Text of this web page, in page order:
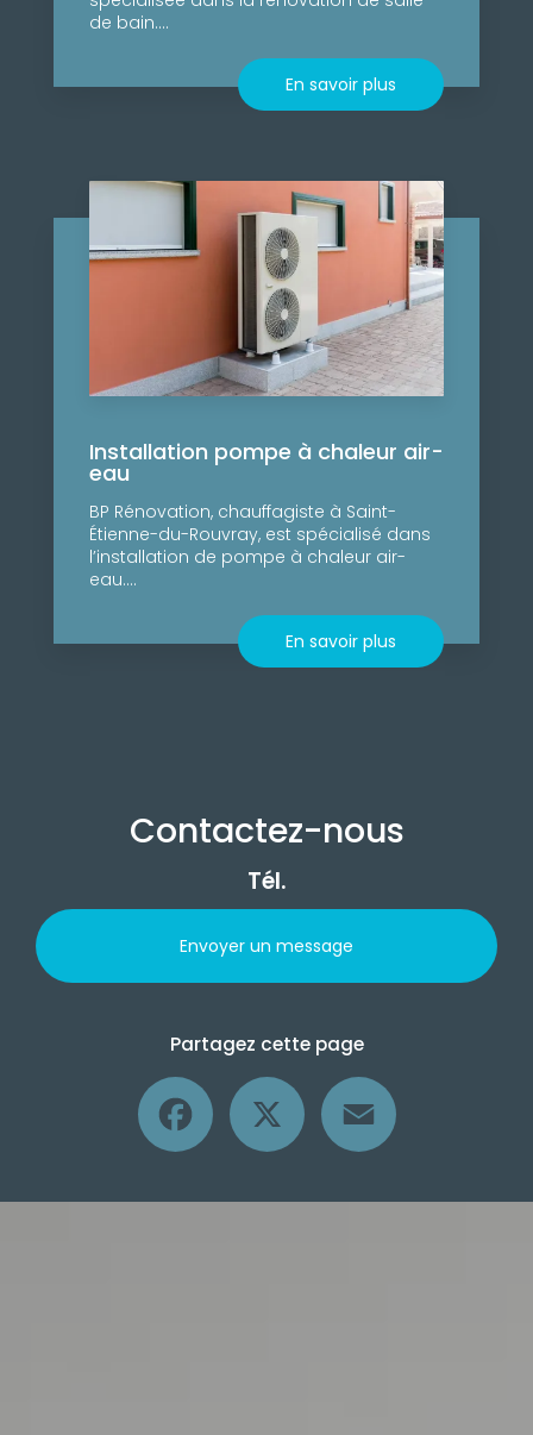
de bain....
En savoir plus
Installation pompe à chaleur air-
eau
BP Rénovation, chauffagiste à Saint-
Étienne-du-Rouvray, est spécialisé dans
l’installation de pompe à chaleur air-
eau....
En savoir plus
Contactez-nous
Tél.
Envoyer un message
Partagez cette page
Facebook